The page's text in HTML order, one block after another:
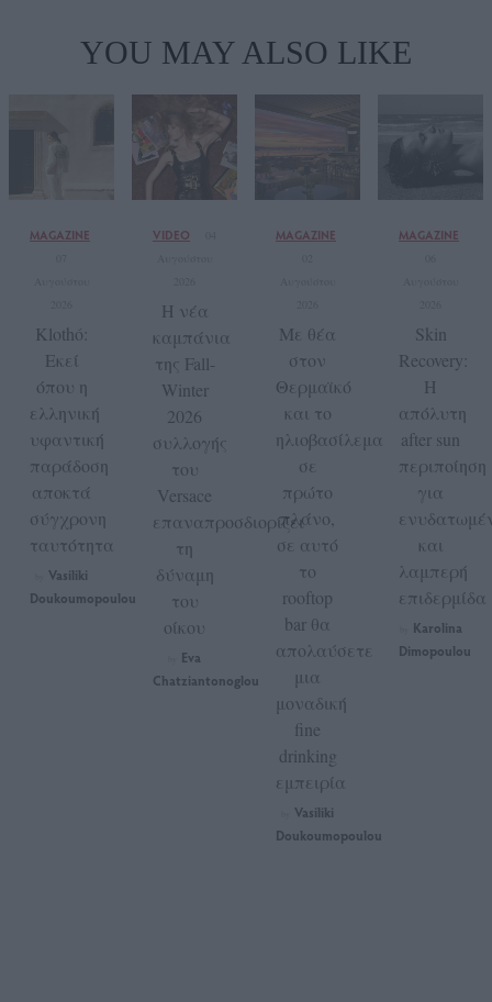
YOU MAY ALSO LIKE
MAGAZINE
Klothó:
Εκεί
όπου η
ελληνική
υφαντική
παράδοση
αποκτά
σύγχρονη
ταυτότητα
Vasiliki
Doukoumopoulou
VIDEO
Η νέα
καμπάνια
της Fall-
Winter
2026
συλλογής
του
Versace
επαναπροσδιορίζει
τη
δύναμη
του
οίκου
Eva
Chatziantonoglou
MAGAZINE
Με θέα
στον
Θερμαϊκό
και το
ηλιοβασίλεμα
σε
πρώτο
πλάνο,
σε αυτό
το
rooftop
bar θα
απολαύσετε
μια
μοναδική
fine
drinking
εμπειρία
Vasiliki
Doukoumopoulou
MAGAZINE
Skin
Recovery:
Η
απόλυτη
after sun
περιποίηση
για
και
λαμπερή
επιδερμίδα
Karolina
Dimopoulou